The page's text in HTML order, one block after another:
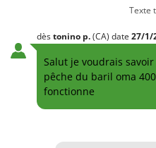
Texte
dèstonino p.(CA) date 27/1/
Salut je voudrais
pêche du baril oma
fonctionne